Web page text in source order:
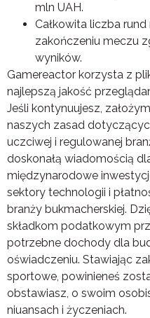
mln UAH.
Całkowita liczba
zakończeniu meczu
wyników.
Gamereactor korzysta z
najlepszą jakość
Jeśli kontynuujesz,
naszych zasad
uczciwej i regulowanej
doskonałą wiadomością
międzynarodowe
sektory technologii i
branży bukmacherskiej.
składkom podatkowym
potrzebne dochody dla
oświadczeniu. Stawiając
sportowe, powinieneś
obstawiasz, o swoim
niuansach i życzeniach.